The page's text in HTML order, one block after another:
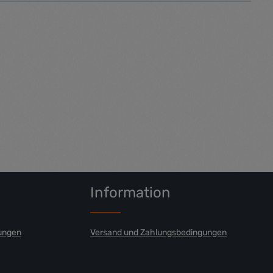
Information
Versand und Zahlungsbedingungen